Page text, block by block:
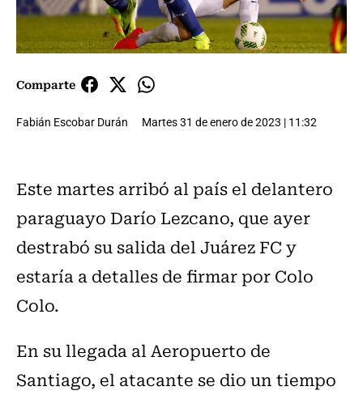
Comparte
Fabián Escobar Durán Martes 31 de enero de 2023 | 11:32
Este martes arribó al país el delantero
paraguayo Darío Lezcano, que ayer
destrabó su salida del Juárez FC y
estaría a detalles de firmar por Colo
Colo.
En su llegada al Aeropuerto de
Santiago, el atacante se dio un tiempo